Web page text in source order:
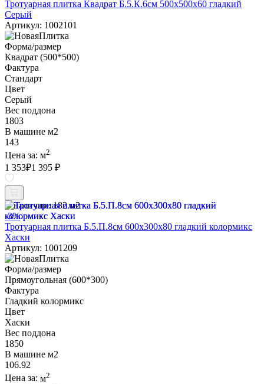
Тротуарная плитка Квадрат Б.5.К.6см 500х500х60 гладкий
Серый
Артикул: 1002101
Форма/размер
Квадрат (500*500)
Фактура
Стандарт
Цвет
Серый
Вес поддона
1803
В машине м2
143
Цена за: м2
1 353₽1 395 ₽
В наличии: 182 м2
-3%
Тротуарная плитка Б.5.П.8см 600х300х80 гладкий колормикс
Хаски
Артикул: 1001209
Форма/размер
Прямоугольная (600*300)
Фактура
Гладкий колормикс
Цвет
Хаски
Вес поддона
1850
В машине м2
106.92
Цена за: м2